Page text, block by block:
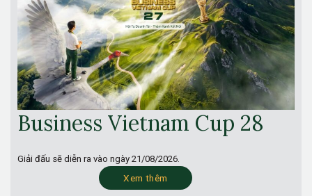
Business Vietnam Cup 28
Giải đấu sẽ diễn ra vào ngày 21/08/2026.
Xem thêm